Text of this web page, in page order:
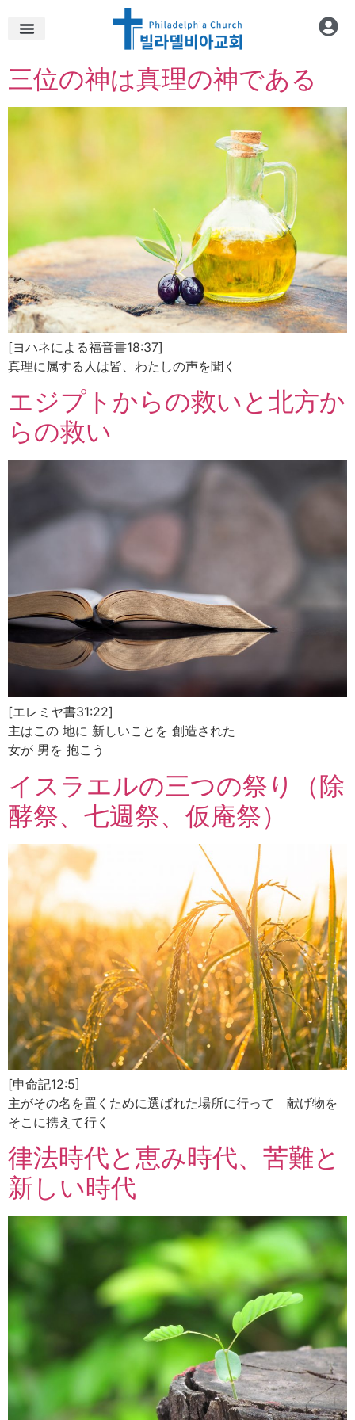
三位の神は真理の神である
[ヨハネによる福音書18:37]
真理に属する人は皆、わたしの声を聞く
エジプトからの救いと北方か
らの救い
[エレミヤ書31:22]
主はこの 地に 新しいことを 創造された
女が 男を 抱こう
イスラエルの三つの祭り（除
酵祭、七週祭、仮庵祭）
[申命記12:5]
主がその名を置くために選ばれた場所に行って 献げ物を
そこに携えて行く
律法時代と恵み時代、苦難と
新しい時代